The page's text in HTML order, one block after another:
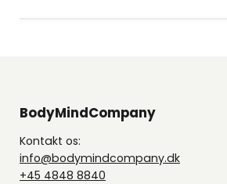
BodyMindCompany
Kontakt os:
info@bodymindcompany.dk
+45 4848 8840